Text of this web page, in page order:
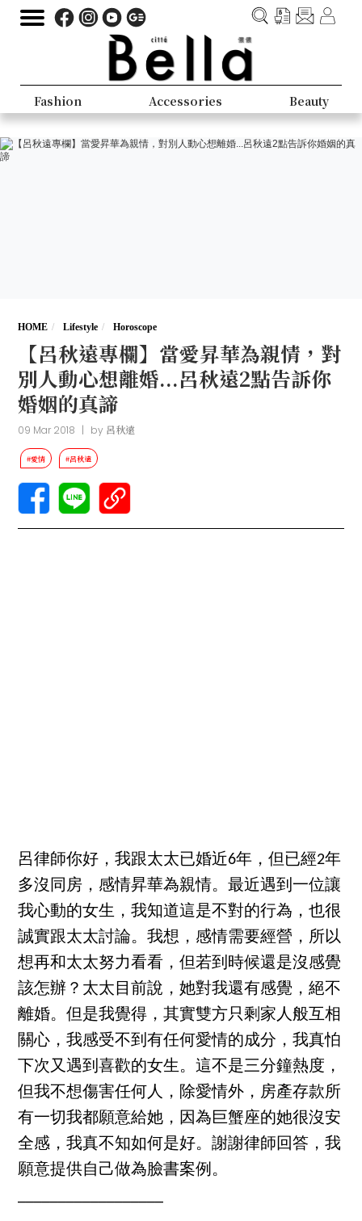
Fashion Accessories Beauty
HOME Lifestyle Horoscope
【呂秋遠專欄】當愛昇華為親情，對
別人動心想離婚...呂秋遠2點告訴你
婚姻的真諦
09 Mar 2018 | by 呂秋遠
#愛情 #呂秋遠
呂律師你好，我跟太太已婚近6年，但已經2年
多沒同房，感情昇華為親情。最近遇到一位讓
我心動的女生，我知道這是不對的行為，也很
誠實跟太太討論。我想，感情需要經營，所以
想再和太太努力看看，但若到時候還是沒感覺
該怎辦？太太目前說，她對我還有感覺，絕不
離婚。但是我覺得，其實雙方只剩家人般互相
關心，我感受不到有任何愛情的成分，我真怕
下次又遇到喜歡的女生。這不是三分鐘熱度，
但我不想傷害任何人，除愛情外，房產存款所
有一切我都願意給她，因為巨蟹座的她很沒安
全感，我真不知如何是好。謝謝律師回答，我
願意提供自己做為臉書案例。